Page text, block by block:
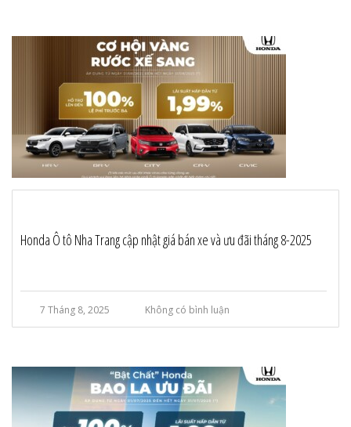
Honda Ô tô Nha Trang cập nhật giá bán xe và ưu đãi tháng 8-2025
7 Tháng 8, 2025 Không có bình luận